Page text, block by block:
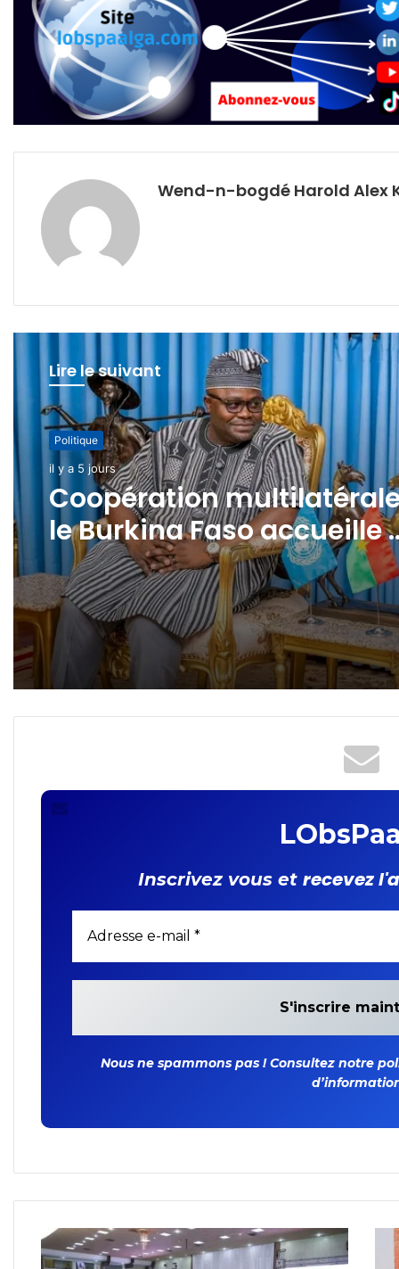
Wend-n-bogdé Harold Alex
Lire le suivant
Politique
il y a 7 jours
Burkina Faso :
de la digitalisation de
l’identité
Inscrivez vous et recevez
Nous ne spammons pas ! Consultez notre